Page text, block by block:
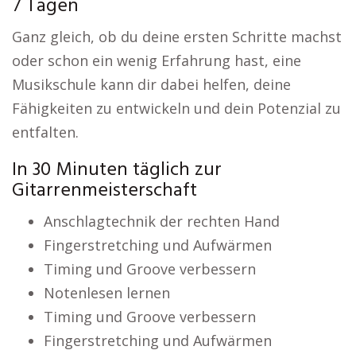
7 Tagen
Ganz gleich, ob du deine ersten Schritte machst
oder schon ein wenig Erfahrung hast, eine
Musikschule kann dir dabei helfen, deine
Fähigkeiten zu entwickeln und dein Potenzial zu
entfalten.
In 30 Minuten täglich zur
Gitarrenmeisterschaft
Anschlagtechnik der rechten Hand
Fingerstretching und Aufwärmen
Timing und Groove verbessern
Notenlesen lernen
Timing und Groove verbessern
Fingerstretching und Aufwärmen